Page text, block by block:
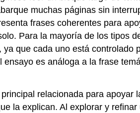
muchas páginas sin
frases coherentes para
Para la mayoría de los tipos
que cada uno está
es análoga a la frase
relacionada para
la explican. Al explorar y